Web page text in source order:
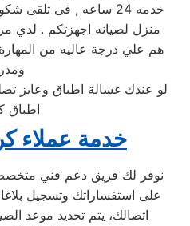
خدمه 24 ساعه , فى تلقى
منزل لصيانه اجهزتكم . لدي
هم علي درجة عاليه من المهارة
لو عندك غسالة اطباق وعايز
اطباق
خدمة عملاء
نوفر لك فريق دعم فني متخصص
على استفساراتك وتسجيل
اتصالك، يتم تحديد موعد